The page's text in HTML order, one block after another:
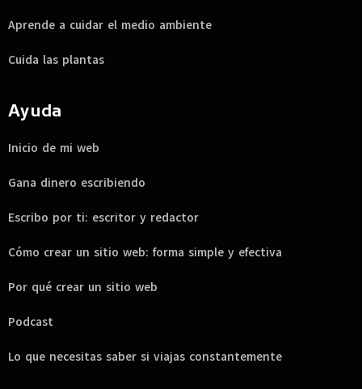
Aprende a cuidar el medio ambiente
Cuida las plantas
Ayuda
Inicio de mi web
Gana dinero escribiendo
Escribo por ti: escritor y redactor
Cómo crear un sitio web: forma simple y efectiva
Por qué crear un sitio web
Podcast
Lo que necesitas saber si viajas constantemente